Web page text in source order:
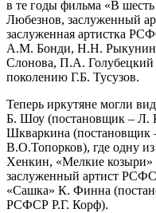
в те годы фильма «В
Любезнов, заслуженный
заслуженная артистка
А.М. Бонди, Н.Н.
Слонова, П.А.
поколению Г.Б. Тусузов.
Теперь иркутяне могли
Б. Шоу (постановщик – Л.
Шкваркина
В.О.Топорков), где одну
Хенкин, «Мелкие
заслуженный артист
«Сашка» К. Финна
РСФСР Р.Г. Корф).